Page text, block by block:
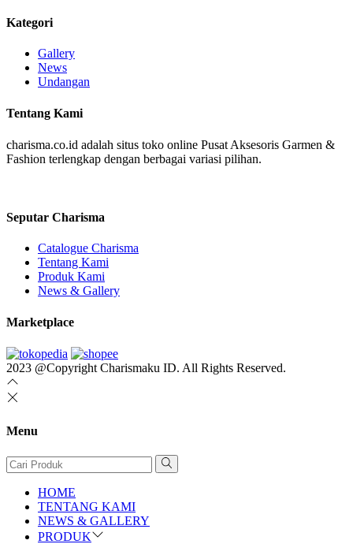
Kategori
Gallery
News
Undangan
Tentang Kami
charisma.co.id adalah situs toko online Pusat Aksesoris Garmen &
Fashion terlengkap dengan berbagai variasi pilihan.
Seputar Charisma
Catalogue Charisma
Tentang Kami
Produk Kami
News & Gallery
Marketplace
2023 @Copyright Charismaku ID. All Rights Reserved.
Menu
HOME
TENTANG KAMI
NEWS & GALLERY
PRODUK